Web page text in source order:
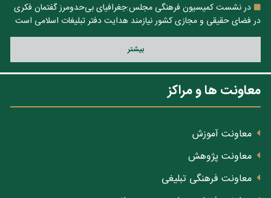
در نشست کمیسیون فرهنگی مجلس:جغرافیای بی‌حدومرز گفتمان فکری
در فضای حقیقی و مجازی کشور نیازمند هدایت دفتر تبلیغات اسلامی است
بيشتر
معاونت ها و مراکز
معاونت آموزش
معاونت پژوهش
معاونت فرهنگی تبلیغی